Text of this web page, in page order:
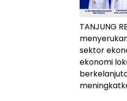
TANJUNG
sektor
ekonomi